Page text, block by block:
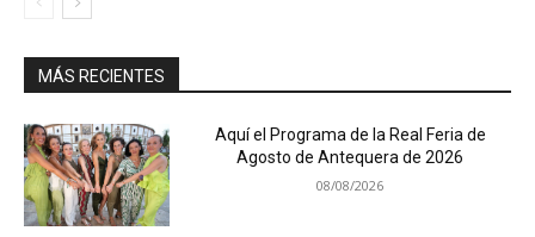
MÁS RECIENTES
Aquí el Programa de la Real Feria de
Agosto de Antequera de 2026
08/08/2026